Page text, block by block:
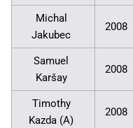
Michal
Jakubec
2008
Samuel
Karšay
2008
Timothy
Kazda (A)
2008